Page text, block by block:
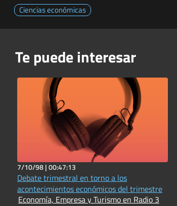
Ciencias económicas
Te puede interesar
7/10/98 |00:47:13
Debate trimestral en torno a los
acontecimientos económicos del trimestre
Economía, Empresa y Turismo en Radio 3